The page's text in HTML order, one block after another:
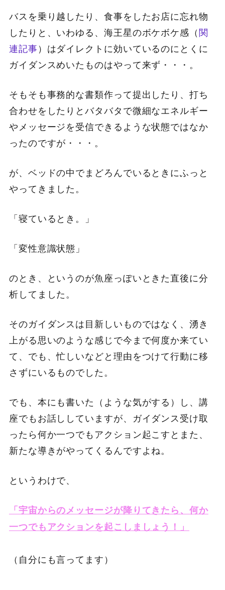
バスを乗り越したり、食事をしたお店に忘れ物
したりと、いわゆる、海王星のボケボケ感（関
連記事）はダイレクトに効いているのにとくに
ガイダンスめいたものはやって来ず・・・。
そもそも事務的な書類作って提出したり、打ち
合わせをしたりとバタバタで微細なエネルギー
やメッセージを受信できるような状態ではなか
ったのですが・・・。
が、ベッドの中でまどろんでいるときにふっと
やってきました。
「寝ているとき。」
「変性意識状態」
のとき、というのが魚座っぽいときた直後に分
析してました。
そのガイダンスは目新しいものではなく、湧き
上がる思いのような感じで今まで何度か来てい
て、でも、忙しいなどと理由をつけて行動に移
さずにいるものでした。
でも、本にも書いた（ような気がする）し、講
座でもお話ししていますが、ガイダンス受け取
ったら何か一つでもアクション起こすとまた、
新たな導きがやってくるんですよね。
というわけで、
「宇宙からのメッセージが降りてきたら、何か
一つでもアクションを起こしましょう！」
（自分にも言ってます）